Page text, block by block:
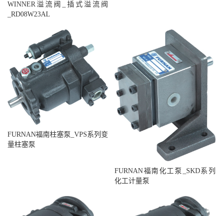
WINNER溢流阀_插式溢流阀
_RD08W23AL
FURNAN福南柱塞泵_VPS系列变
量柱塞泵
FURNAN福南化工泵_SKD系列
化工计量泵